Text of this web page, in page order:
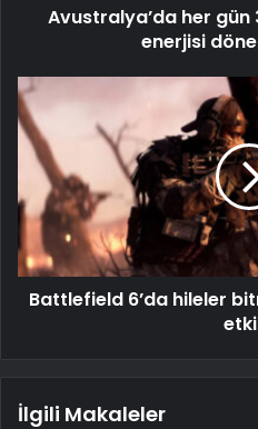
Avustralya’da her
enerjisi
Battlefield 6’da hileler
İlgili Makaleler